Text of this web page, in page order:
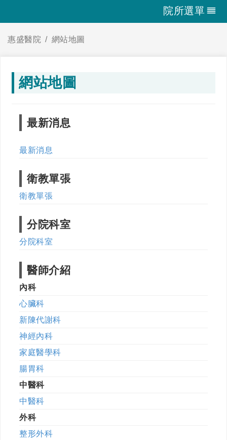
院所選單
惠盛醫院 網站地圖
網站地圖
最新消息
最新消息
衛教單張
衛教單張
分院科室
分院科室
醫師介紹
內科
心臟科
新陳代謝科
神經內科
家庭醫學科
腸胃科
中醫科
中醫科
外科
整形外科